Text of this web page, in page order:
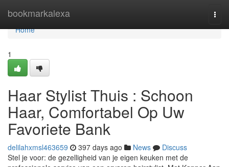
bookmarkalexa
Home
Home
1
Haar Stylist Thuis : Schoon
Haar, Comfortabel Op Uw
Favoriete Bank
delilahxmsl463659 397 days ago News
Discuss
Stel je voor: de gezelligheid van je eigen keuken met de